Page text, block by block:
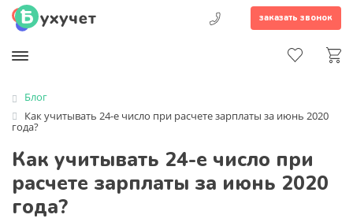
заказать звонок
Блог
Как учитывать 24-е число при расчете зарплаты за июнь 2020
года?
Как учитывать 24-е число при
расчете зарплаты за июнь 2020
года?